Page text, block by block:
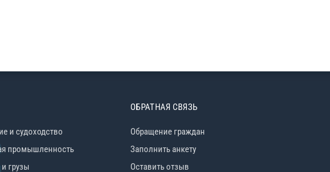
и судоходство
промышленность
грузы
ОБРАТНАЯ СВЯЗЬ
Обращение граждан
Заполнить анкету
Оставить отзыв